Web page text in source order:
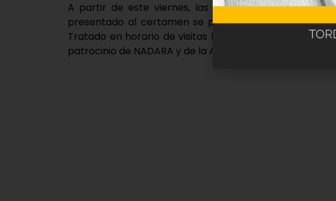
A partir de este viernes, las obras de los
presentado al certamen se podrán visitar en la sala
Tratado en horario de visitas hasta el jueves 27 de
patrocinio de NADARA y de la Asociación el Palenque